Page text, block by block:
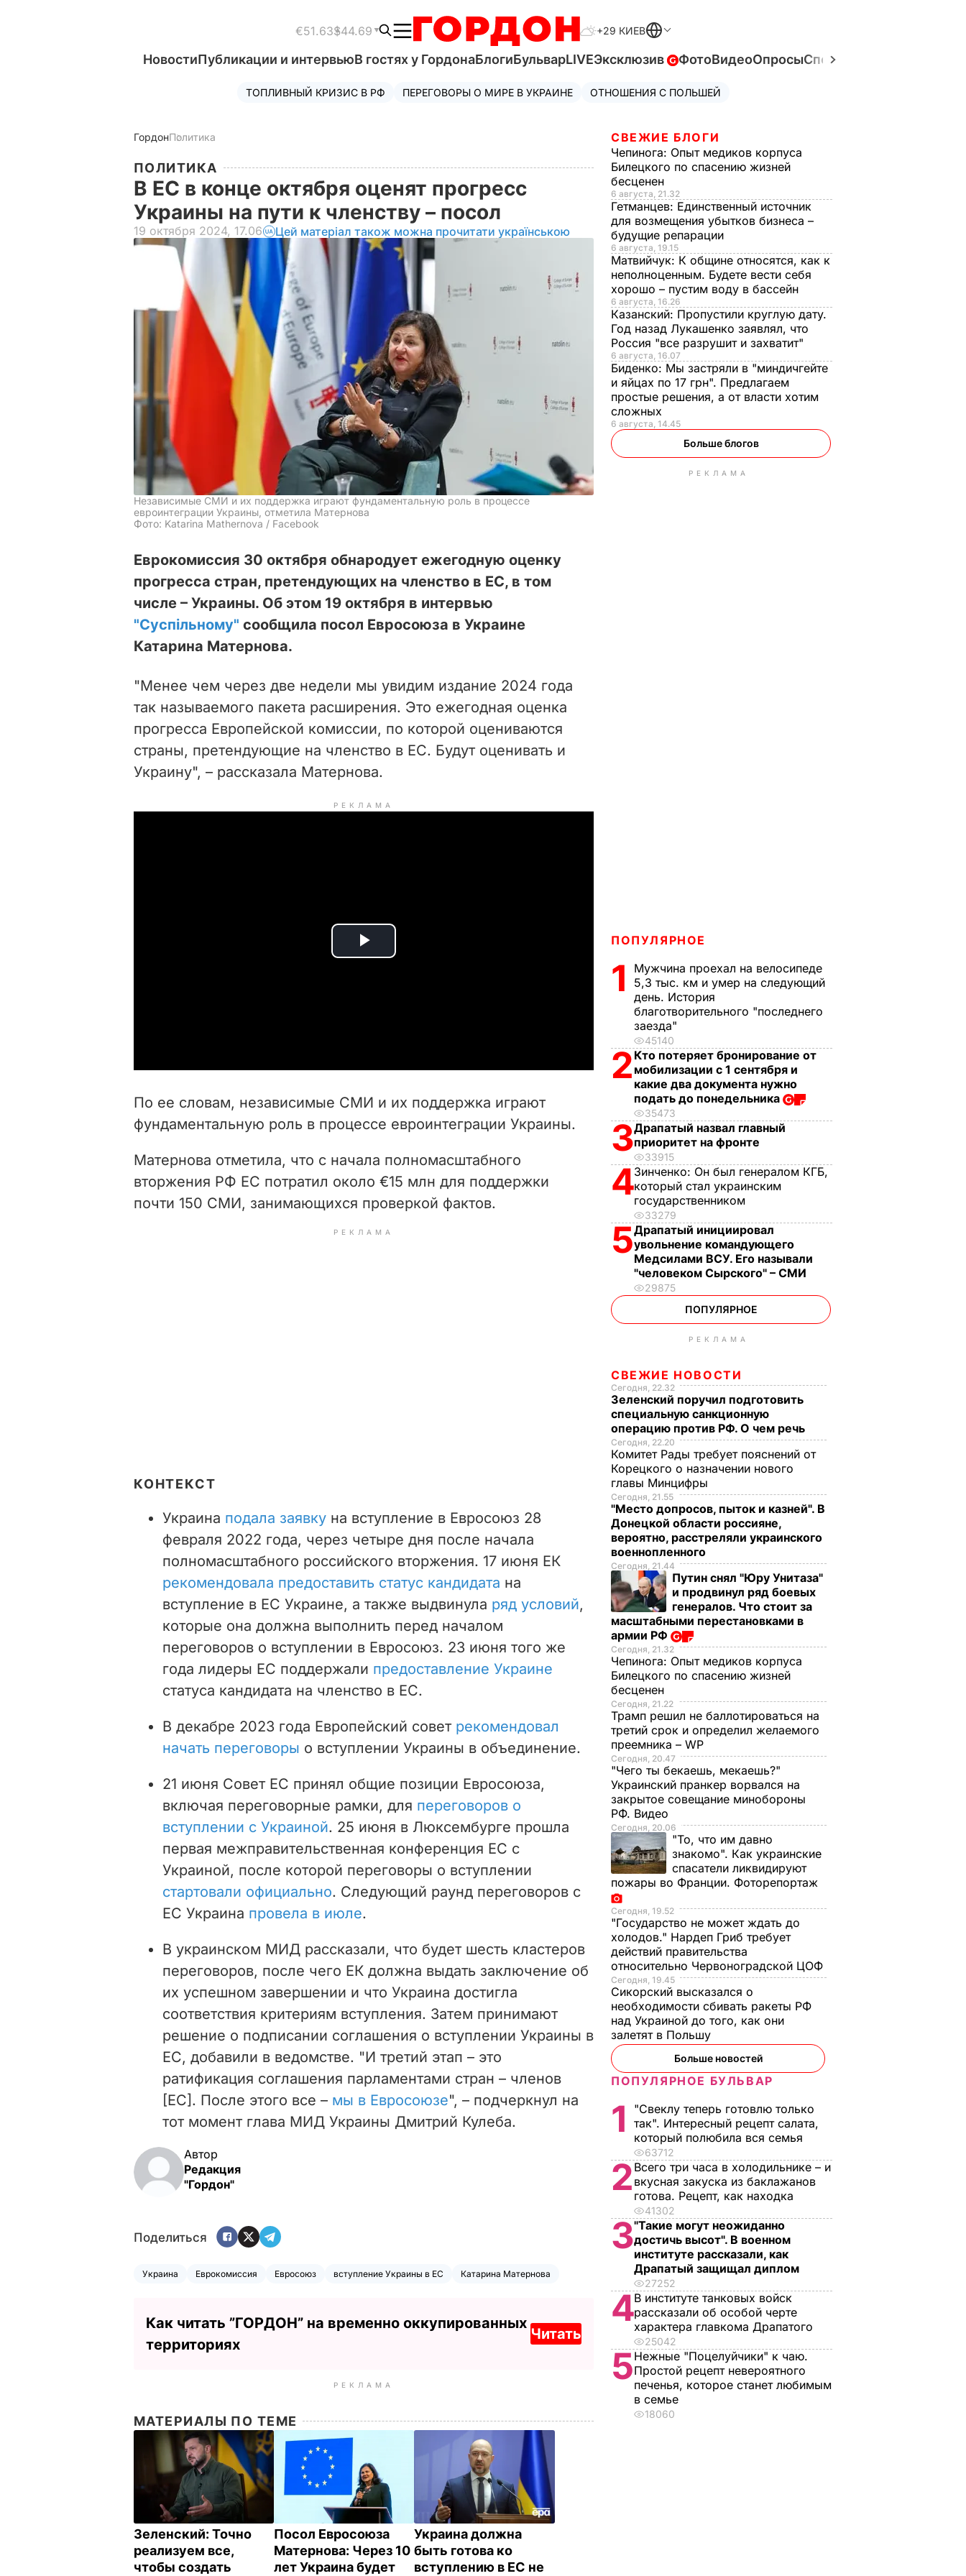
€51.63$44.69 +29 КИЕВ
НовостиПубликации и интервьюВ гостях у ГордонаБлогиБульварLIVEЭксклюзив ФотоВидеоОпросыСпецпроекты
ТОПЛИВНЫЙ КРИЗИС В РФ ПЕРЕГОВОРЫ О МИРЕ В УКРАИНЕ ОТНОШЕНИЯ С ПОЛЬШЕЙ
ГордонПолитика
ПОЛИТИКА
В ЕС в конце октября оценят прогресс
Украины на пути к членству – посол
19 октября 2024, 17.06 Цей матеріал також можна прочитати українською
Независимые СМИ и их поддержка играют фундаментальную роль в процессе
евроинтеграции Украины, отметила Матернова
Фото: Katarina Mathernova / Facebook
Еврокомиссия 30 октября обнародует ежегодную оценку
прогресса стран, претендующих на членство в ЕС, в том
числе – Украины. Об этом 19 октября в интервью
"Суспільному" сообщила посол Евросоюза в Украине
Катарина Матернова.
"Менее чем через две недели мы увидим издание 2024 года
так называемого пакета расширения. Это ежегодная оценка
прогресса Европейской комиссии, по которой оцениваются
страны, претендующие на членство в ЕС. Будут оценивать и
Украину", – рассказала Матернова.
РЕКЛАМА
P
i
d
e
o
По ее словам, независимые СМИ и их поддержка играют
фундаментальную роль в процессе евроинтеграции Украины.
Матернова отметила, что с начала полномасштабного
вторжения РФ ЕС потратил около €15 млн для поддержки
почти 150 СМИ, занимающихся проверкой фактов.
РЕКЛАМА
КОНТЕКСТ
Украина подала заявку на вступление в Евросоюз 28
февраля 2022 года, через четыре дня после начала
полномасштабного российского вторжения. 17 июня ЕК
рекомендовала предоставить статус кандидата на
вступление в ЕС Украине, а также выдвинула ряд условий,
которые она должна выполнить перед началом
переговоров о вступлении в Евросоюз. 23 июня того же
года лидеры ЕС поддержали предоставление Украине
статуса кандидата на членство в ЕС.
В декабре 2023 года Европейский совет рекомендовал
начать переговоры о вступлении Украины в объединение.
21 июня Совет ЕС принял общие позиции Евросоюза,
включая переговорные рамки, для переговоров о
вступлении с Украиной. 25 июня в Люксембурге прошла
первая межправительственная конференция ЕС с
Украиной, после которой переговоры о вступлении
стартовали официально. Следующий раунд переговоров с
ЕС Украина провела в июле.
В украинском МИД рассказали, что будет шесть кластеров
переговоров, после чего ЕК должна выдать заключение об
их успешном завершении и что Украина достигла
соответствия критериям вступления. Затем принимают
решение о подписании соглашения о вступлении Украины в
ЕС, добавили в ведомстве. "И третий этап – это
ратификация соглашения парламентами стран – членов
[ЕС]. После этого все – мы в Евросоюзе", – подчеркнул на
тот момент глава МИД Украины Дмитрий Кулеба.
Автор
Редакция
"Гордон"
Поделиться
Украина Еврокомиссия Евросоюз вступление Украины в ЕС Катарина Матернова
Как читать ”ГОРДОН” на временно оккупированных
территориях
Читать
РЕКЛАМА
МАТЕРИАЛЫ ПО ТЕМЕ
Зеленский: Точно
реализуем все,
чтобы создать
Посол Евросоюза
Матернова: Через 10
лет Украина будет
Украина должна
быть готова ко
вступлению в ЕС не
СВЕЖИЕ БЛОГИ
Чепинога: Опыт медиков корпуса
Билецкого по спасению жизней
бесценен
6 августа, 21.32
Гетманцев: Единственный источник
для возмещения убытков бизнеса –
будущие репарации
6 августа, 19.15
Матвийчук: К общине относятся, как к
неполноценным. Будете вести себя
хорошо – пустим воду в бассейн
6 августа, 16.26
Казанский: Пропустили круглую дату.
Год назад Лукашенко заявлял, что
Россия "все разрушит и захватит"
6 августа, 16.07
Биденко: Мы застряли в "миндичгейте
и яйцах по 17 грн". Предлагаем
простые решения, а от власти хотим
сложных
6 августа, 14.45
Больше блогов
РЕКЛАМА
ПОПУЛЯРНОЕ
1
Мужчина проехал на велосипеде
5,3 тыс. км и умер на следующий
день. История
благотворительного "последнего
заезда"
45140
2 Кто потеряет бронирование от
мобилизации с 1 сентября и
какие два документа нужно
подать до понедельника
35473
3Драпатый назвал главный
приоритет на фронте
33915
4Зинченко: Он был генералом КГБ,
который стал украинским
государственником
33279
5Драпатый инициировал
увольнение командующего
Медсилами ВСУ. Его называли
"человеком Сырского" – СМИ
29875
ПОПУЛЯРНОЕ
РЕКЛАМА
СВЕЖИЕ НОВОСТИ
Сегодня, 22.32
Зеленский поручил подготовить
специальную санкционную
операцию против РФ. О чем речь
Сегодня, 22.20
Комитет Рады требует пояснений от
Корецкого о назначении нового
главы Минцифры
Сегодня, 21.55
"Место допросов, пыток и казней". В
Донецкой области россияне,
вероятно, расстреляли украинского
военнопленного
Сегодня, 21.44
Путин снял "Юру Унитаза"
и продвинул ряд боевых
генералов. Что стоит за
масштабными перестановками в
армии РФ
Сегодня, 21.32
Чепинога: Опыт медиков корпуса
Билецкого по спасению жизней
бесценен
Сегодня, 21.22
Трамп решил не баллотироваться на
третий срок и определил желаемого
преемника – WP
Сегодня, 20.47
"Чего ты бекаешь, мекаешь?"
Украинский пранкер ворвался на
закрытое совещание минобороны
РФ. Видео
Сегодня, 20.06
"То, что им давно
знакомо". Как украинские
спасатели ликвидируют
пожары во Франции. Фоторепортаж
Сегодня, 19.52
"Государство не может ждать до
холодов." Нардеп Гриб требует
действий правительства
относительно Червоноградской ЦОФ
Сегодня, 19.45
Сикорский высказался о
необходимости сбивать ракеты РФ
над Украиной до того, как они
залетят в Польшу
Больше новостей
ПОПУЛЯРНОЕ БУЛЬВАР
1
"Свеклу теперь готовлю только
так". Интересный рецепт салата,
который полюбила вся семья
63712
2 Всего три часа в холодильнике – и
вкусная закуска из баклажанов
готова. Рецепт, как находка
41302
3"Такие могут неожиданно
достичь высот". В военном
институте рассказали, как
Драпатый защищал диплом
27252
4В институте танковых войск
рассказали об особой черте
характера главкома Драпатого
25042
5Нежные "Поцелуйчики" к чаю.
Простой рецепт невероятного
печенья, которое станет любимым
в семье
18060